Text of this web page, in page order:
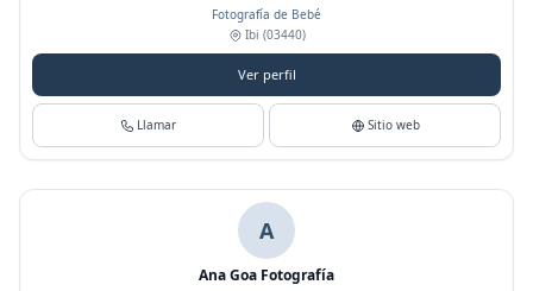
Fotografía de Bebé
Ibi (03440)
Ver perfil
Llamar Sitio web
A
Ana Goa Fotografía